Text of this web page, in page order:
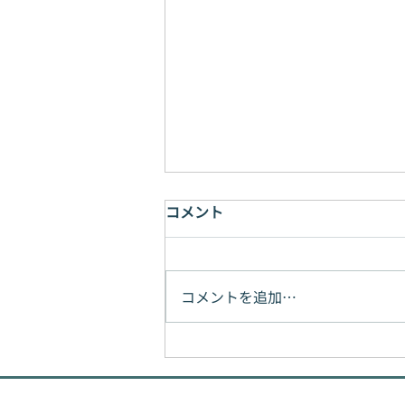
サセックス大学に興味のある
方へ！現役日本人学生に直接
コメント
コメントを追加…